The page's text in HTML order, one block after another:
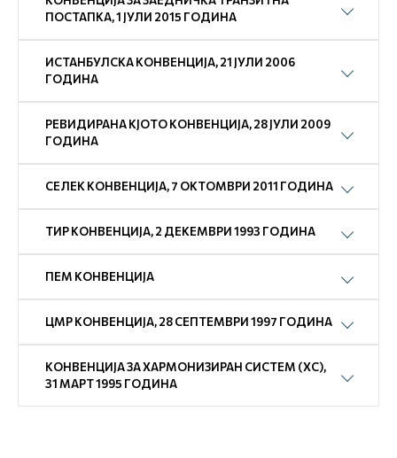
ПОСТАПКА, 1 ЈУЛИ 2015 ГОДИНА
ИСТАНБУЛСКА КОНВЕНЦИЈА, 21 ЈУЛИ 2006
ГОДИНА
РЕВИДИРАНА КЈОТО КОНВЕНЦИЈА, 28 ЈУЛИ 2009
ГОДИНА
СЕЛЕК КОНВЕНЦИЈА, 7 ОКТОМВРИ 2011 ГОДИНА
ТИР КОНВЕНЦИЈА, 2 ДЕКЕМВРИ 1993 ГОДИНА
ПEM КОНВЕНЦИЈА
ЦМР КОНВЕНЦИЈА, 28 СЕПТЕМВРИ 1997 ГОДИНА
КОНВЕНЦИЈА ЗА ХАРМОНИЗИРАН СИСТЕМ (ХС),
31 МАРТ 1995 ГОДИНА